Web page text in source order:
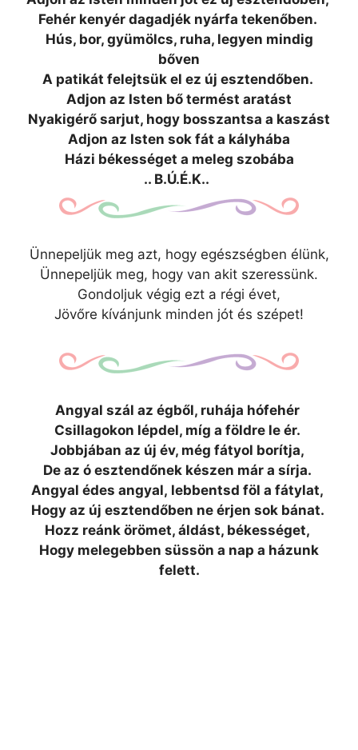
Fehér kenyér dagadjék nyárfa tekenőben.
Hús, bor, gyümölcs, ruha, legyen mindig
bőven
A patikát felejtsük el ez új esztendőben.
Adjon az Isten bő termést aratást
Nyakigérő sarjut, hogy bosszantsa a kaszást
Adjon az Isten sok fát a kályhába
Házi békességet a meleg szobába
.. B.Ú.É.K..
Ünnepeljük meg azt, hogy egészségben élünk,
Ünnepeljük meg, hogy van akit szeressünk.
Gondoljuk végig ezt a régi évet,
Jövőre kívánjunk minden jót és szépet!
Angyal szál az égből, ruhája hófehér
Csillagokon lépdel, míg a földre le ér.
Jobbjában az új év, még fátyol borítja,
De az ó esztendőnek készen már a sírja.
Angyal édes angyal, lebbentsd föl a fátylat,
Hogy az új esztendőben ne érjen sok bánat.
Hozz reánk örömet, áldást, békességet,
Hogy melegebben süssön a nap a házunk
felett.